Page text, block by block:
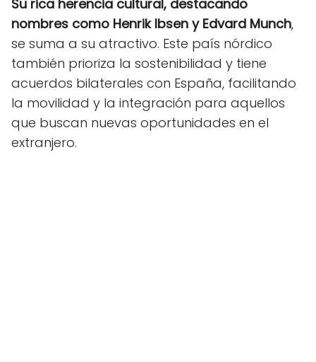
Su rica herencia cultural, destacando
nombres como Henrik Ibsen y Edvard Munch,
se suma a su atractivo. Este país nórdico
también prioriza la sostenibilidad y tiene
acuerdos bilaterales con España, facilitando
la movilidad y la integración para aquellos
que buscan nuevas oportunidades en el
extranjero.